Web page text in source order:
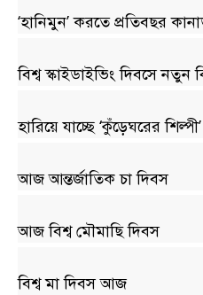
‘হানিমুন’ করতে প্রতিবছর
বিশ্ব স্কাইডাইভিং দিবসে নতুন
হারিয়ে যাচ্ছে ‘কুঁড়েঘরের
আজ আন্তর্জাতিক চা দিবস
আজ বিশ্ব মৌমাছি দিবস
বিশ্ব মা দিবস আজ